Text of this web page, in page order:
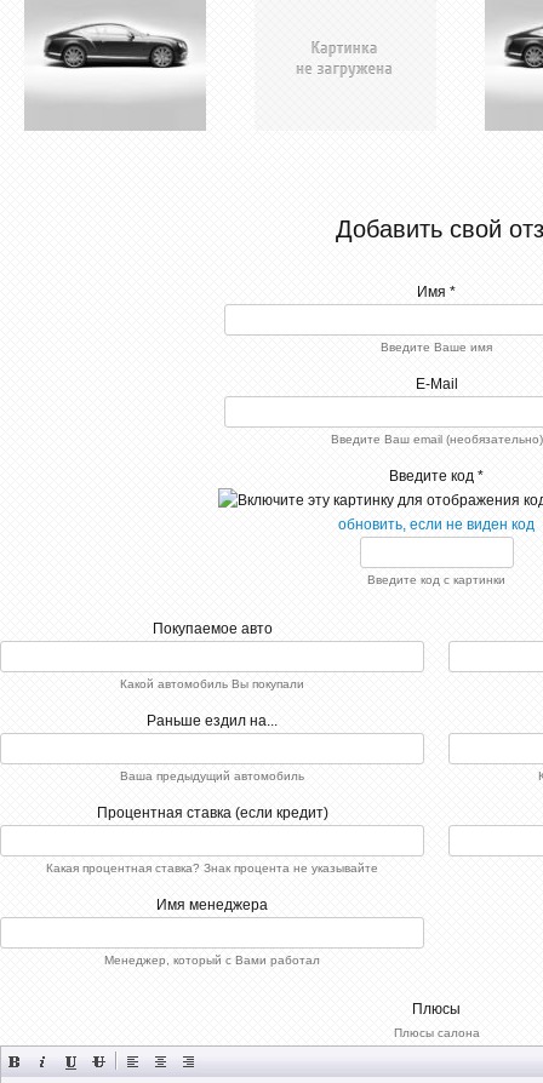
Добавить свой
Имя *
Введите Ваше имя
E-Mail
Введите Ваш email (необязательно)
Введите код *
обновить, если не виден код
Введите код с картинки
Покупаемое авто
Какой автомобиль Вы покупали
Раньше ездил на...
Ваша предыдущий автомобиль
Процентная ставка (если кредит)
Какая процентная ставка? Знак процента не указывайте
Имя менеджера
Менеджер, который с Вами работал
Плюсы
Плюсы салона